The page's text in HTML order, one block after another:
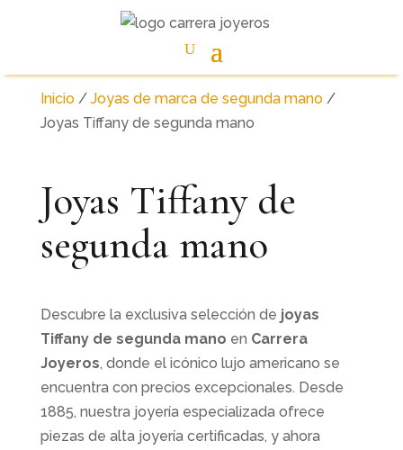
Inicio/ Joyas de marca de segunda mano/
Joyas Tiffany de segunda mano
Joyas Tiffany de
segunda mano
Descubre la exclusiva selección de joyas
Tiffany de segunda mano en Carrera
Joyeros, donde el icónico lujo americano se
encuentra con precios excepcionales. Desde
1885, nuestra joyería especializada ofrece
piezas de alta joyería certificadas, y ahora